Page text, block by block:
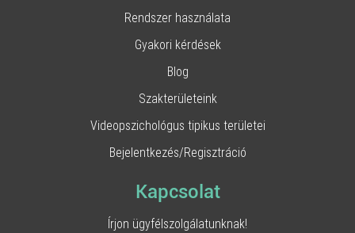
Rendszer használata
Gyakori kérdések
Blog
Szakterületeink
Videopszichológus tipikus területei
Bejelentkezés/Regisztráció
Kapcsolat
Írjon ügyfélszolgálatunknak!